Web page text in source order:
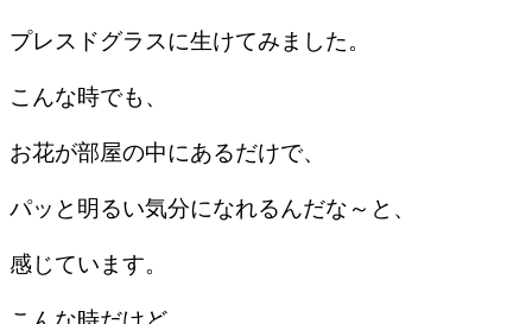
プレスドグラスに生けてみました。
こんな時でも、
お花が部屋の中にあるだけで、
パッと明るい気分になれるんだな～と、
感じています。